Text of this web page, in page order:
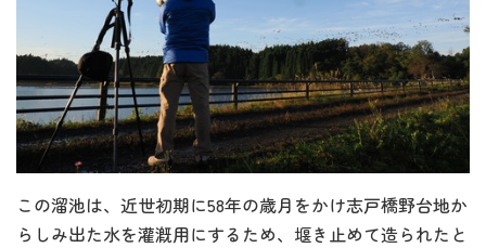
この溜池は、近世初期に58年の歳月をかけ志戸橋野台地か
らしみ出た水を灌漑用にするため、堰き止めて造られたと